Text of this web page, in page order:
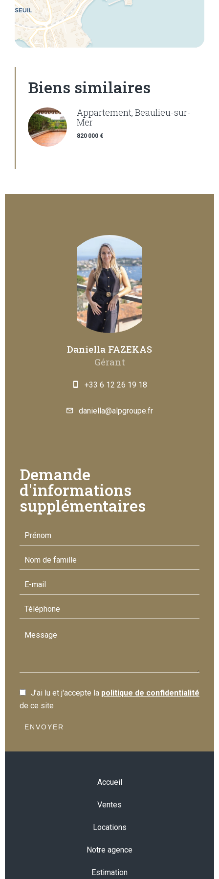
Biens similaires
Appartement, Beaulieu-sur-
Mer
820 000 €
Daniella FAZEKAS
Gérant
+33 6 12 26 19 18
daniella@alpgroupe.fr
Demande
d'informations
supplémentaires
J’ai lu et j'accepte la politique de confidentialité
de ce site
ENVOYER
Accueil
Ventes
Locations
Notre agence
Estimation